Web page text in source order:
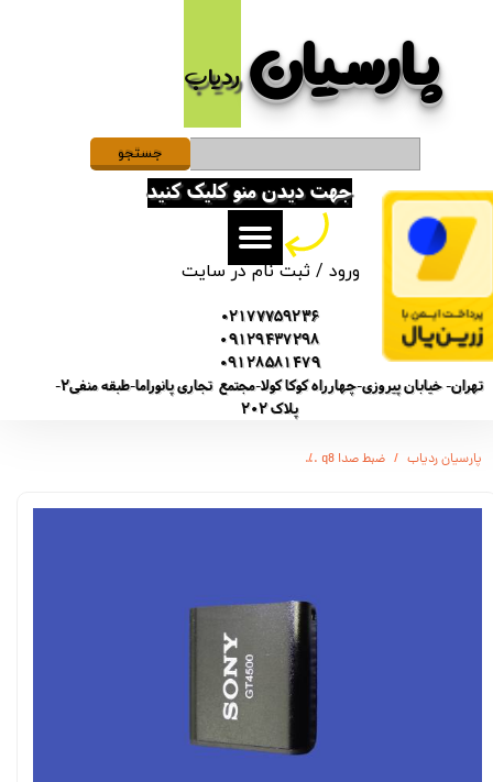
پارسیان​​​​​​​ردیاب
ورود /ثبت نام در سایت
حساب کاربری من
تغییر گذر واژه
سفارشات
خروج از حساب کاربری
02177759236
09129437298
09128581479
تهران- خیابان پیروزی-چهارراه کوکا کولا-مجتمع تجاری پانوراما-طبقه منفی2-
پلاک 202
جهت دیدن منو کلیک کنید
جستجو
پارسیان ردیاب ضبط صدا q8